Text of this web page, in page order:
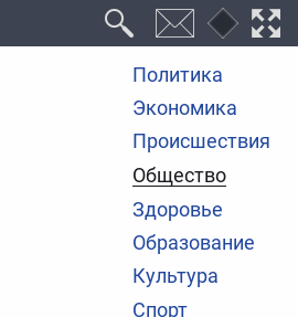
Политика
Экономика
Происшествия
Общество
Здоровье
Образование
Культура
Спорт